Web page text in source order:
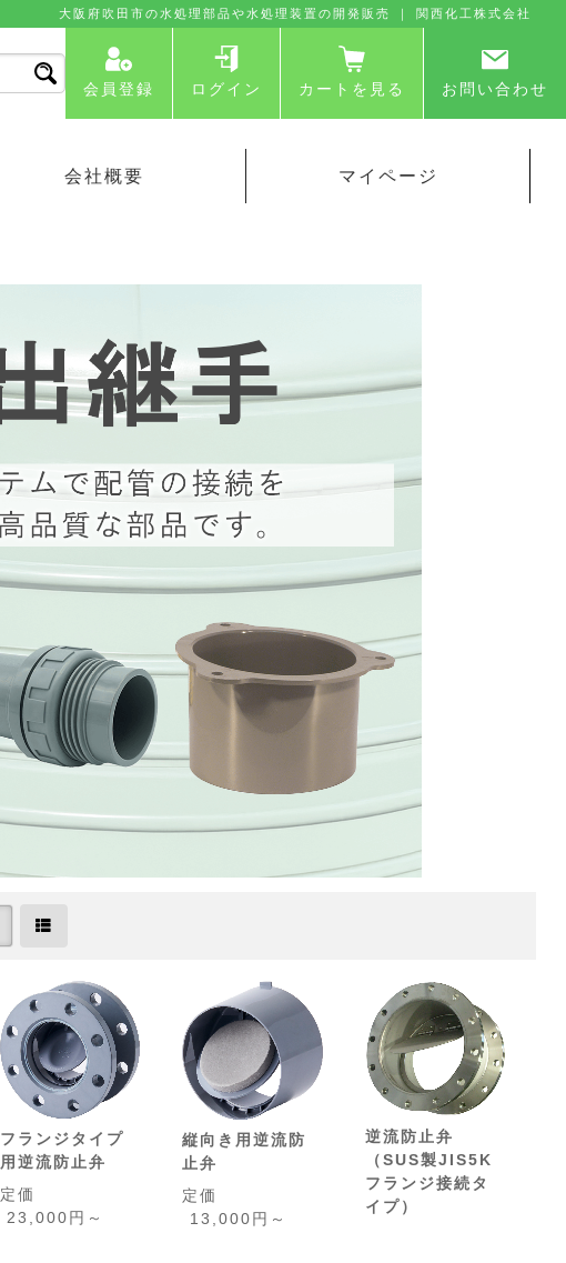
⼤阪府吹⽥市の⽔処理部品や⽔処理装置の開発販売 ｜ 関⻄化⼯株式会社
会員登録 ログイン カートを見る お問い合わせ
会社概要 マイページ
フランジタイプ
用逆流防止弁
定価
23,000円～
縦向き用逆流防
止弁
定価
13,000円～
逆流防止弁
（SUS製JIS5K
フランジ接続タ
イプ）